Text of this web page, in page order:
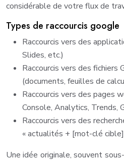
considérable de votre flux de
Types de raccourcis google
Raccourcis vers des
Slides, etc.)
Raccourcis vers des fichiers
(documents, feuilles de
Raccourcis vers des pages
Console, Analytics, Trends,
Raccourcis vers des
« actualités + [mot-clé cible]
Une idée originale, souvent